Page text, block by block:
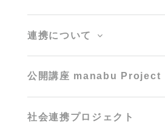
連携について
公開講座 manabu Project
社会連携プロジェクト